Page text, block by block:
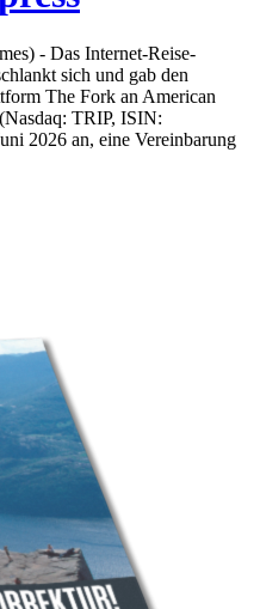
- Das Internet-Reise-
sich und gab den
The Fork an American
TRIP, ISIN:
2026 an, eine Vereinbarung